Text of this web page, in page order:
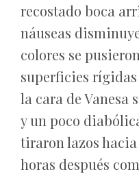
recostado boca
náuseas
colores se
superficies rígidas
la cara de Vanesa
y un poco
tiraron lazos
horas después